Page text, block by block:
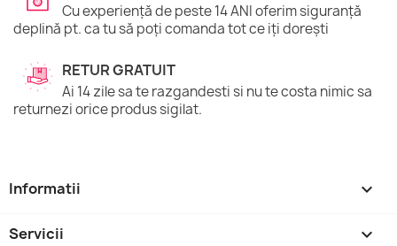
Cu experiență de peste 14 ANI oferim siguranță
deplină pt. ca tu să poți comanda tot ce iți dorești
RETUR GRATUIT
Ai 14 zile sa te razgandesti si nu te costa nimic sa
returnezi orice produs sigilat.
Informatii 
Servicii 